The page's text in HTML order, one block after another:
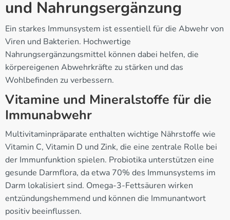
und Nahrungsergänzung
Ein starkes Immunsystem ist essentiell für die Abwehr von
Viren und Bakterien. Hochwertige
Nahrungsergänzungsmittel können dabei helfen, die
körpereigenen Abwehrkräfte zu stärken und das
Wohlbefinden zu verbessern.
Vitamine und Mineralstoffe für die
Immunabwehr
Multivitaminpräparate enthalten wichtige Nährstoffe wie
Vitamin C, Vitamin D und Zink, die eine zentrale Rolle bei
der Immunfunktion spielen. Probiotika unterstützen eine
gesunde Darmflora, da etwa 70% des Immunsystems im
Darm lokalisiert sind. Omega-3-Fettsäuren wirken
entzündungshemmend und können die Immunantwort
positiv beeinflussen.